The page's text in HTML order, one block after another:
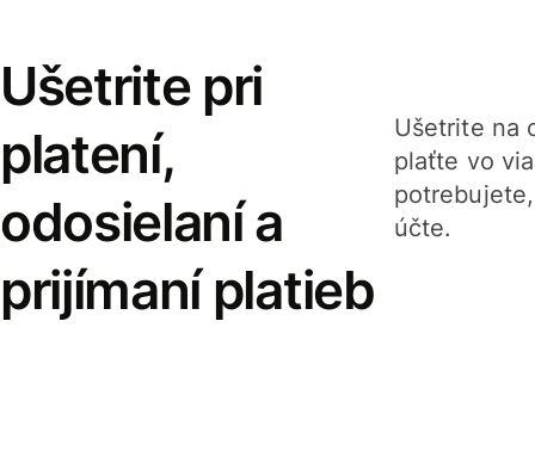
Ušetrite pri
platení,
odosielaní a
prijímaní platieb
Ušetrite na
plaťte vo
účte.